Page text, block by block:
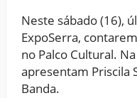
Neste sábado (16),
ExpoSerra,
no Palco Cultural.
apresentam Priscila
Banda.